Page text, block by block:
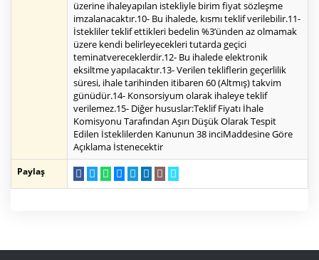
üzerine ihaleyapılan istekliyle birim fiyat sözleşme
imzalanacaktır.10- Bu ihalede, kısmı teklif verilebilir.11-
İstekliler teklif ettikleri bedelin %3’ünden az olmamak
üzere kendi belirleyecekleri tutarda geçici
teminatvereceklerdir.12- Bu ihalede elektronik
eksiltme yapılacaktır.13- Verilen tekliflerin geçerlilik
süresi, ihale tarihinden itibaren 60 (Altmış) takvim
günüdür.14- Konsorsiyum olarak ihaleye teklif
verilemez.15- Diğer hususlar:Teklif Fiyatı İhale
Komisyonu Tarafından Aşırı Düşük Olarak Tespit
Edilen İsteklilerden Kanunun 38 inciMaddesine Göre
Açıklama İstenecektir
Paylaş